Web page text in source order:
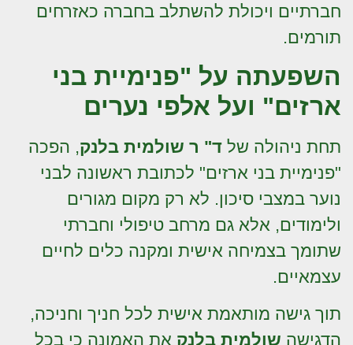
חברתיים ויכולת להשתלב בחברה כאזרחים
תורמים.
השפעתה על "פנימיית בני
ארזים" ועל אלפי נערים
תחת ניהולה של ד" ר שולמית בלנק, הפכה
"פנימיית בני ארזים" לכתובת ראשונה לבני
נוער במצבי סיכון. לא רק מקום מגורים
ולימודים, אלא גם מרחב טיפולי וחברתי
שתומך בצמיחה אישית ומקנה כלים לחיים
עצמאיים.
תוך גישה מותאמת אישית לכל חניך וחניכה,
הדגישה שולמית בלנק את האמונה כי בכל